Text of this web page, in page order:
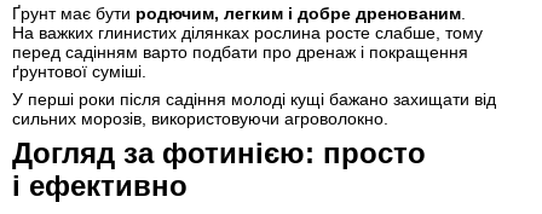
Ґрунт має бути родючим, легким і добре дренованим.
На важких глинистих ділянках рослина росте слабше, тому
перед садінням варто подбати про дренаж і покращення
ґрунтової суміші.
У перші роки після садіння молоді кущі бажано захищати від
сильних морозів, використовуючи агроволокно.
Догляд за фотинією: просто
і ефективно